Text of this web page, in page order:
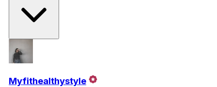
Myfithealthystyle